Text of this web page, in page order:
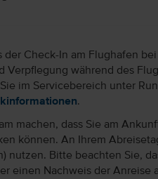
Check-In am Flughafen
Verpflegung während des
im Servicebereich unter
.
machen, dass Sie am
können. An Ihrem
nutzen. Bitte beachten Sie,
einen Nachweis der Anreise